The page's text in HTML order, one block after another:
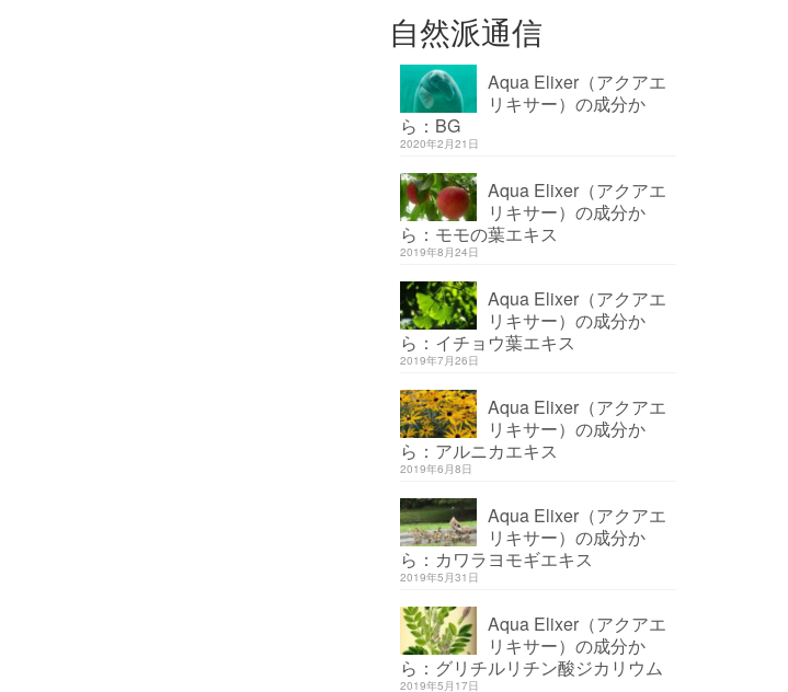
自然派通信
Aqua Elixer（アクアエ
リキサー）の成分か
ら：BG
2020年2月21日
Aqua Elixer（アクアエ
リキサー）の成分か
ら：モモの葉エキス
2019年8月24日
Aqua Elixer（アクアエ
リキサー）の成分か
ら：イチョウ葉エキス
2019年7月26日
Aqua Elixer（アクアエ
リキサー）の成分か
ら：アルニカエキス
2019年6月8日
Aqua Elixer（アクアエ
リキサー）の成分か
ら：カワラヨモギエキス
2019年5月31日
Aqua Elixer（アクアエ
リキサー）の成分か
ら：グリチルリチン酸ジカリウム
2019年5月17日